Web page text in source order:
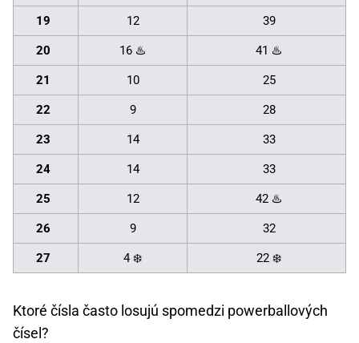
19 12 39
20 16 ♨️ 41 ♨️
21 10 25
22 9 28
23 14 33
24 14 33
25 12 42 ♨️
26 9 32
27 4 ❄️ 22 ❄️
Ktoré čísla často losujú spomedzi powerballových
čísel?